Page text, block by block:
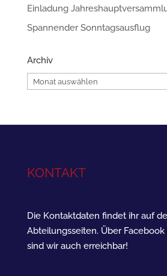
Einladung
Spannender Sonntagsausflug
Archiv
Archiv
KONTAKT
Die Kontaktdaten findet ihr auf
Abteilungsseiten. Über
sind wir auch erreichbar!